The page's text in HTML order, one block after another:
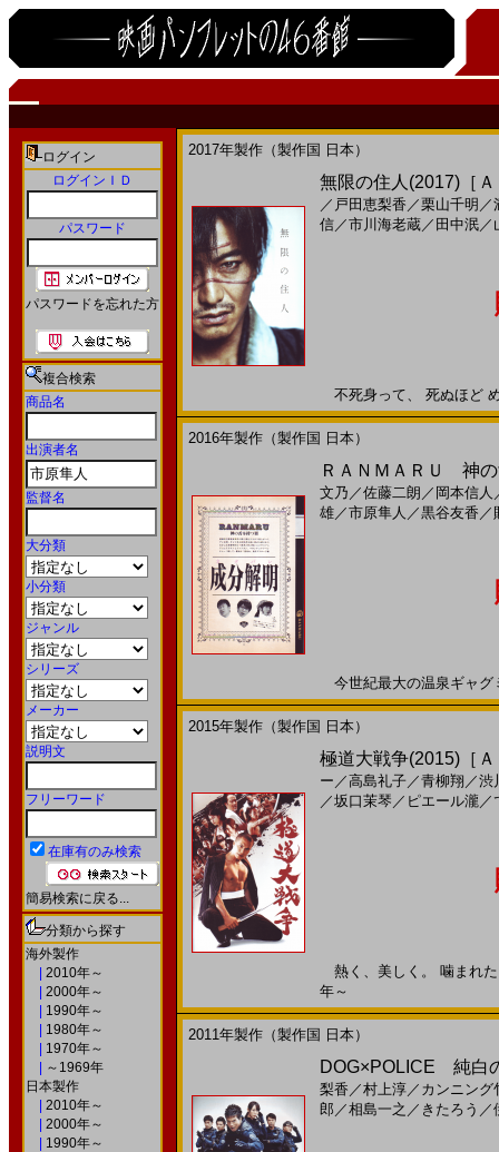
ログイン
ログインＩＤ
パスワード
パスワードを忘れた方
複合検索
商品名
出演者名
監督名
大分類
小分類
ジャンル
シリーズ
メーカー
説明文
フリーワード
在庫有のみ検索
簡易検索に戻る...
分類から探す
海外製作
2010年～
2000年～
1990年～
1980年～
1970年～
～1969年
日本製作
2010年～
2000年～
1990年～
2017年製作（製作国 日本）
無限の住人(2017)［
／ 戸田恵梨香 ／栗山千明 ／
信／市川海老蔵／ 田中泯／
不死身って、 死ぬほど
2016年製作（製作国 日本）
ＲＡＮＭＡＲＵ 神
文乃 ／佐藤二朗 ／ 岡本信人
雄／市原隼人 ／黒谷友香 ／
今世紀最大の温泉ギャ
2015年製作（製作国 日本）
極道大戦争(2015)［
ー ／高島礼子／青柳翔 ／渋
／坂口茉琴 ／ ピエール瀧／
熱く、美しく。 噛まれ
年～
2011年製作（製作国 日本）
DOG×POLICE 純白
梨香 ／村上淳／ カンニング
郎 ／相島一之 ／ きたろう ／